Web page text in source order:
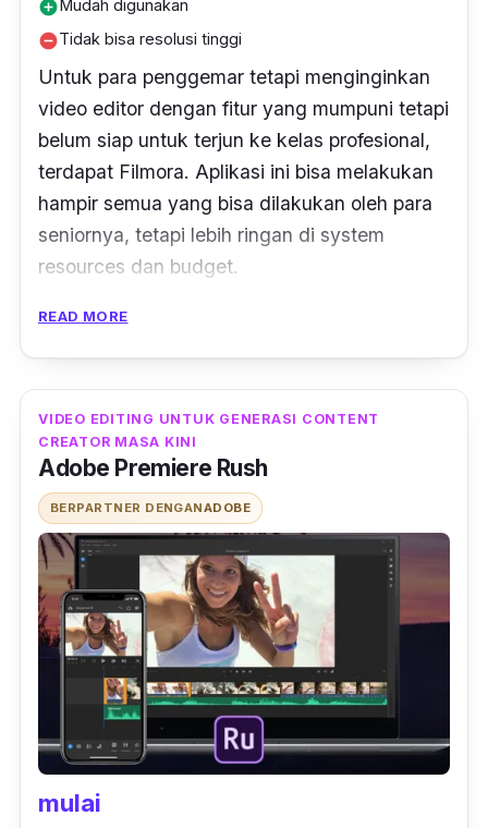
add_circleMudah digunakan
remove_circleTidak bisa resolusi tinggi
Untuk para penggemar tetapi menginginkan
video editor dengan fitur yang mumpuni tetapi
belum siap untuk terjun ke kelas profesional,
terdapat Filmora. Aplikasi ini bisa melakukan
hampir semua yang bisa dilakukan oleh para
seniornya, tetapi lebih ringan di system
resources dan budget.
Aplikasi ini tersedia untuk Windows dan
juga memberikan banyak kebebasan dalam
penggunaannya, mulai dari tambahan efek
hingga stiker yang kekinian.
Meski adawatermark, hal tersebut bisa
dihilangkan dengan membayar lisensi atau
sekadar melakukan penempatan di tempat
tak terlihat. Fitur lain yang dimiliki
Wondershare adalah saturasi warna,
penyatuan audio,fade screenyang beraneka
macam, sertainterfacebersahabat.
READ MORE
VIDEO EDITING UNTUK GENERASI CONTENT
CREATOR MASA KINI
Adobe Premiere Rush
BERPARTNER DENGANADOBE
mulai